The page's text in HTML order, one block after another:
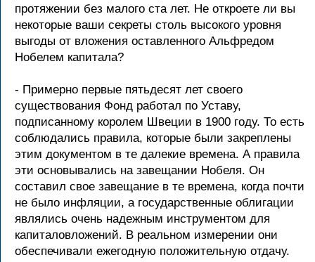
протяжении без малого ста лет. Не откроете ли вы
некоторые ваши секреты столь высокого уровня
выгоды от вложения оставленного Альфредом
Нобелем капитала?
- Примерно первые пятьдесят лет своего
существования Фонд работал по Уставу,
подписанному королем Швеции в 1900 году. То есть
соблюдались правила, которые были закреплены
этим документом в те далекие времена. А правила
эти основывались на завещании Нобеля. Он
составил свое завещание в те времена, когда почти
не было инфляции, а государственные облигации
являлись очень надежным инструментом для
капиталовложений. В реальном измерении они
обеспечивали ежегодную положительную отдачу.